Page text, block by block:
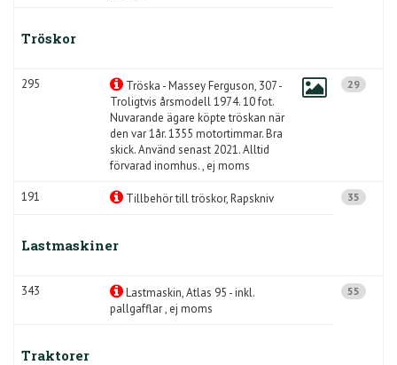
Tröskor
295
Tröska - Massey Ferguson, 307 -
Troligtvis årsmodell 1974. 10 fot.
Nuvarande ägare köpte tröskan när
den var 1år. 1355 motortimmar. Bra
skick. Använd senast 2021. Alltid
förvarad inomhus. , ej moms
29
191 Tillbehör till tröskor, Rapskniv 35
Lastmaskiner
343
Lastmaskin, Atlas 95 - inkl.
pallgafflar , ej moms
55
Traktorer